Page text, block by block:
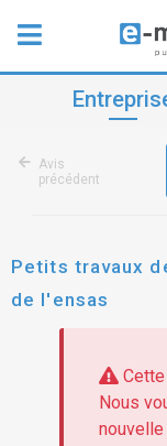
Avis
précédent
Petits travaux
de l'ensas
Cette
Nous